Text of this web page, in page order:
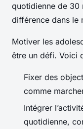
quotidienne de 30
différence dans le
Motiver les
être un défi. Voici
Fixer des
comme
Intégrer
quotidienne,